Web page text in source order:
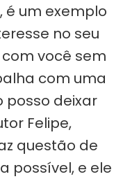
um exemplo
no seu
você sem
com uma
posso deixar
Felipe,
questão de
possível, e ele